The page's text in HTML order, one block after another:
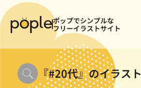
ポップでシンプルな
フリーイラストサイト
『#20代』のイラスト